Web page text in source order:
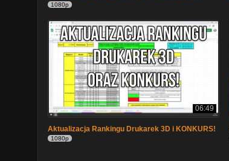
1080p
06:49
Aktualizacja Rankingu Drukarek 3D i KONKURS!
1080p